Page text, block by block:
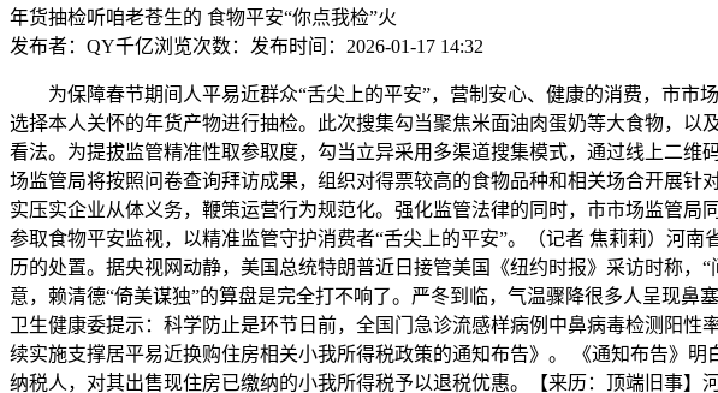
年货抽检听咱老苍生的 食物平安“你点我检”火
发布者： QY千亿浏览次数： 发布时间： 2026-01-17 14:32
为保障春节期间人平易近群众“舌尖上的平安”，营制安心、健康的消费，市市
选择本人关怀的年货产物进行抽检。此次搜集勾当聚焦米面油肉蛋奶等大食物，
看法。为提拔监管精准性取参取度，勾当立异采用多渠道搜集模式，通过线上二
场监管局将按照问卷查询拜访成果，组织对得票较高的食物品种和相关场合开展
实压实企业从体义务，鞭策运营行为规范化。强化监管法律的同时，市市场监管
参取食物平安监视，以精准监管守护消费者“舌尖上的平安”。（记者 焦莉莉）河
历的处置。据央视网动静，美国总统特朗普近日接管美国《纽约时报》采访时称
意，赖清德“倚美谋独”的算盘是完全打不响了。严冬到临，气温骤降很多人呈现
卫生健康委提示：科学防止是环节日前，全国门急诊流感样病例中鼻病毒检测阳
续实施支撑居平易近换购住房相关小我所得税政策的通知布告》。 《通知布告》
纳税人，对其出售现住房已缴纳的小我所得税予以退税优惠。【来历：顶端旧事